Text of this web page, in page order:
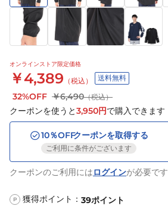
オンラインストア限定価格
￥4,389 （税込） 送料無料
32%OFF ￥6,490（税込）
クーポンを使うと3,950円で購入できます
10％OFFクーポンを取得する
ご利用に条件がございます
クーポンのご利用にはログインが必要です
P 獲得ポイント： 39ポイント